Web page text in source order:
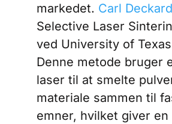
markedet. Carl Deckard
Selective Laser
ved University of
Denne metode bruger
laser til at smelte
materiale sammen til
emner, hvilket giver en